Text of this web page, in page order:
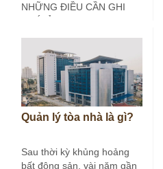
NHỮNG ĐIỀU CẦN GHI
Quản lý tòa nhà là gì?
Sau thời kỳ khủng hoảng
bất động sản, vài năm gần